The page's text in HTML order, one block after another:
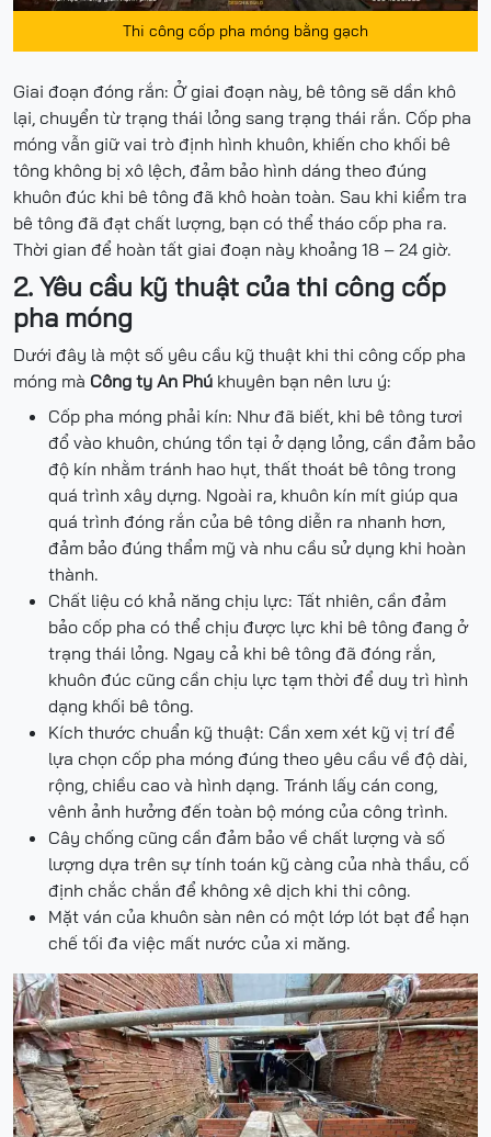
Thi công cốp pha móng bằng gạch
Giai đoạn đóng rắn: Ở giai đoạn này, bê tông sẽ dần khô
lại, chuyển từ trạng thái lỏng sang trạng thái rắn. Cốp pha
móng vẫn giữ vai trò định hình khuôn, khiến cho khối bê
tông không bị xô lệch, đảm bảo hình dáng theo đúng
khuôn đúc khi bê tông đã khô hoàn toàn. Sau khi kiểm tra
bê tông đã đạt chất lượng, bạn có thể tháo cốp pha ra.
Thời gian để hoàn tất giai đoạn này khoảng 18 – 24 giờ.
2. Yêu cầu kỹ thuật của thi công cốp
pha móng
Dưới đây là một số yêu cầu kỹ thuật khi thi công cốp pha
móng mà Công ty An Phú khuyên bạn nên lưu ý:
Cốp pha móng phải kín: Như đã biết, khi bê tông tươi
đổ vào khuôn, chúng tồn tại ở dạng lỏng, cần đảm bảo
độ kín nhằm tránh hao hụt, thất thoát bê tông trong
quá trình xây dựng. Ngoài ra, khuôn kín mít giúp qua
quá trình đóng rắn của bê tông diễn ra nhanh hơn,
đảm bảo đúng thẩm mỹ và nhu cầu sử dụng khi hoàn
thành.
Chất liệu có khả năng chịu lực: Tất nhiên, cần đảm
bảo cốp pha có thể chịu được lực khi bê tông đang ở
trạng thái lỏng. Ngay cả khi bê tông đã đóng rắn,
khuôn đúc cũng cần chịu lực tạm thời để duy trì hình
dạng khối bê tông.
Kích thước chuẩn kỹ thuật: Cần xem xét kỹ vị trí để
lựa chọn cốp pha móng đúng theo yêu cầu về độ dài,
rộng, chiều cao và hình dạng. Tránh lấy cán cong,
vênh ảnh hưởng đến toàn bộ móng của công trình.
Cây chống cũng cần đảm bảo về chất lượng và số
lượng dựa trên sự tính toán kỹ càng của nhà thầu, cố
định chắc chắn để không xê dịch khi thi công.
Mặt ván của khuôn sàn nên có một lớp lót bạt để hạn
chế tối đa việc mất nước của xi măng.